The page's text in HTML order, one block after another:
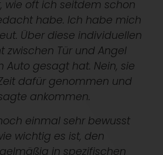
wie oft ich seitdem schon
habe. Ich habe mich
Über diese individuellen
zwischen Tür und Angel
Auto gesagt hat. Nein, sie
dafür genommen und
ankommen.
einmal sehr bewusst
wichtig es ist, den
in spezifischen